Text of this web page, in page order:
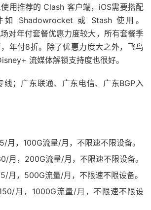
用推荐的 Clash 客户端，iOS需要搭配
Shadowrocket 或 Stash 使用。
对年付套餐优惠力度较大，所有套餐季
年付8折。除了优惠力度大之外，飞鸟
流媒体解锁支持度也很好。
线；广东联通、广东电信、广东BGP入
月，100G流量/月，不限速不限设备。
月，200G流量/月，不限速不限设备。
月，500G流量/月，不限速不限设备。
月，1000G流量/月，不限速不限设